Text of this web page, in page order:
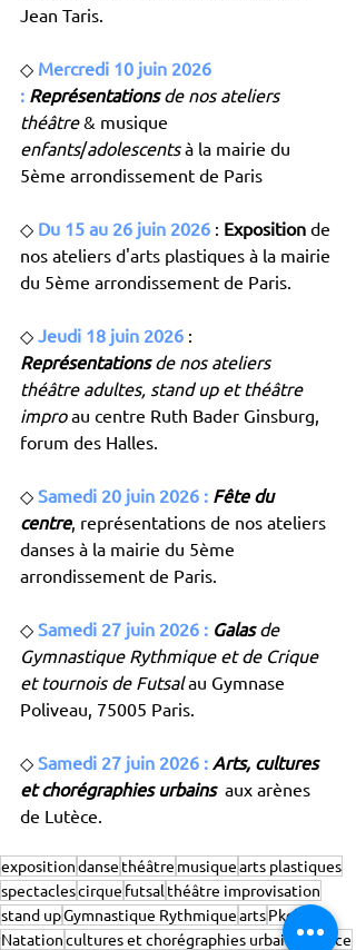
Jean Taris.
◇ Mercredi 10 juin 2026
: Représentations de nos ateliers
théâtre & musique
enfants/adolescents à la mairie du
5ème arrondissement de Paris
◇ Du 15 au 26 juin 2026 : Exposition de
nos ateliers d'arts plastiques à la mairie
du 5ème arrondissement de Paris.
◇ Jeudi 18 juin 2026 :
Représentations de nos ateliers
théâtre adultes, stand up et théâtre
impro au centre Ruth Bader Ginsburg,
forum des Halles.
◇ Samedi 20 juin 2026 : Fête du
centre, représentations de nos ateliers
danses à la mairie du 5ème
arrondissement de Paris.
◇ Samedi 27 juin 2026 : Galas de
Gymnastique Rythmique et de Crique
et tournois de Futsal au Gymnase
Poliveau, 75005 Paris.
◇ Samedi 27 juin 2026 : Arts, cultures
et chorégraphies urbains aux arènes
de Lutèce.
expositiondanse théâtre musiquearts plastiques
spectaclescirque futsal théâtre improvisation
stand upGymnastique RythmiqueartsPkcb
Natationcultures et chorégraphies urbainsLutèce